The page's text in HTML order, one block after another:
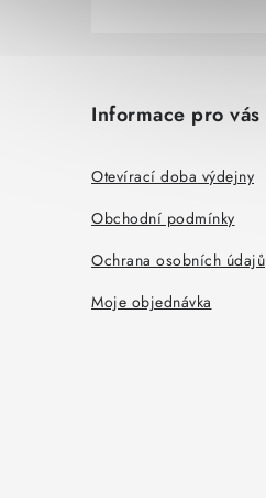
Informace pro vás
Otevírací doba výdejny
Obchodní podmínky
Ochrana osobních údajů
Moje objednávka